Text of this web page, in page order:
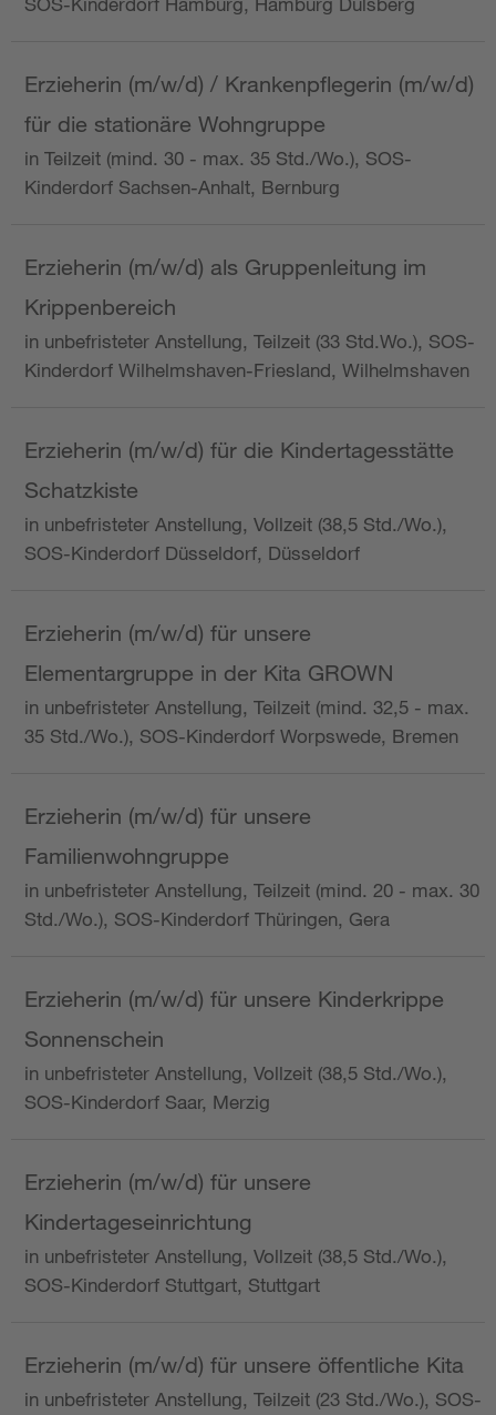
Erzieherin (m/w/d) / Krankenpflegerin (m/w/d)
für die stationäre Wohngruppe
in Teilzeit (mind. 30 - max. 35 Std./Wo.), SOS-
Kinderdorf Sachsen-Anhalt, Bernburg
Erzieherin (m/w/d) als Gruppenleitung im
Krippenbereich
in unbefristeter Anstellung, Teilzeit (33 Std.Wo.), SOS-
Kinderdorf Wilhelmshaven-Friesland, Wilhelmshaven
Erzieherin (m/w/d) für die Kindertagesstätte
Schatzkiste
in unbefristeter Anstellung, Vollzeit (38,5 Std./Wo.),
SOS-Kinderdorf Düsseldorf, Düsseldorf
Erzieherin (m/w/d) für unsere
Elementargruppe in der Kita GROWN
in unbefristeter Anstellung, Teilzeit (mind. 32,5 - max.
35 Std./Wo.), SOS-Kinderdorf Worpswede, Bremen
Erzieherin (m/w/d) für unsere
Familienwohngruppe
in unbefristeter Anstellung, Teilzeit (mind. 20 - max. 30
Std./Wo.), SOS-Kinderdorf Thüringen, Gera
Erzieherin (m/w/d) für unsere Kinderkrippe
Sonnenschein
in unbefristeter Anstellung, Vollzeit (38,5 Std./Wo.),
SOS-Kinderdorf Saar, Merzig
Erzieherin (m/w/d) für unsere
Kindertageseinrichtung
in unbefristeter Anstellung, Vollzeit (38,5 Std./Wo.),
SOS-Kinderdorf Stuttgart, Stuttgart
Erzieherin (m/w/d) für unsere öffentliche Kita
in unbefristeter Anstellung, Teilzeit (23 Std./Wo.), SOS-